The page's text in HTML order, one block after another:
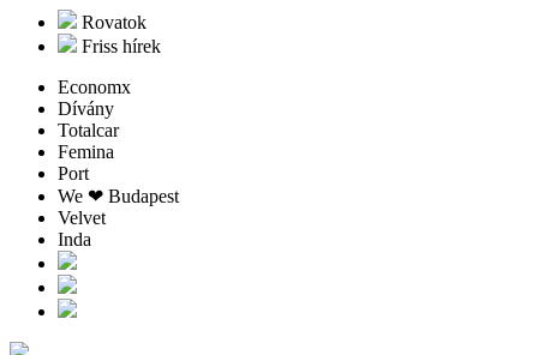
Rovatok
Friss hírek
Economx
Dívány
Totalcar
Femina
Port
We ❤︎ Budapest
Velvet
Inda